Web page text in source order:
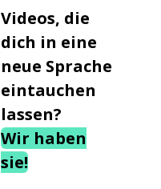
Videos, die
dich in eine
neue Sprache
eintauchen
lassen?
Wir haben
sie!